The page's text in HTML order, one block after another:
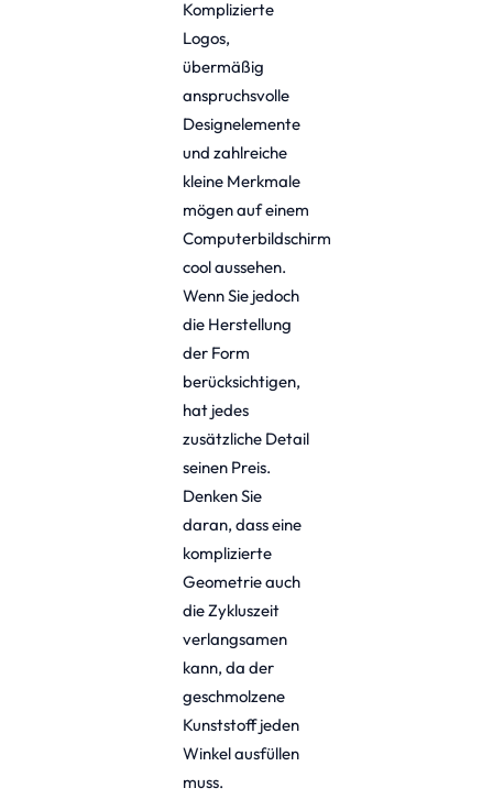
Komplizierte
Logos,
übermäßig
anspruchsvolle
Designelemente
und zahlreiche
kleine Merkmale
mögen auf einem
Computerbildschirm
cool aussehen.
Wenn Sie jedoch
die Herstellung
der Form
berücksichtigen,
hat jedes
zusätzliche Detail
seinen Preis.
Denken Sie
daran, dass eine
komplizierte
Geometrie auch
die Zykluszeit
verlangsamen
kann, da der
geschmolzene
Kunststoff jeden
Winkel ausfüllen
muss.